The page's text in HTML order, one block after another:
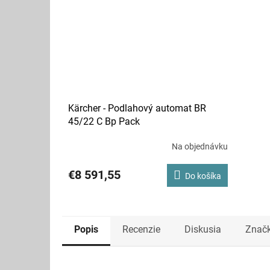
Kärcher - Podlahový automat BR
45/22 C Bp Pack
Na objednávku
€8 591,55 Do košíka
Popis Recenzie Diskusia